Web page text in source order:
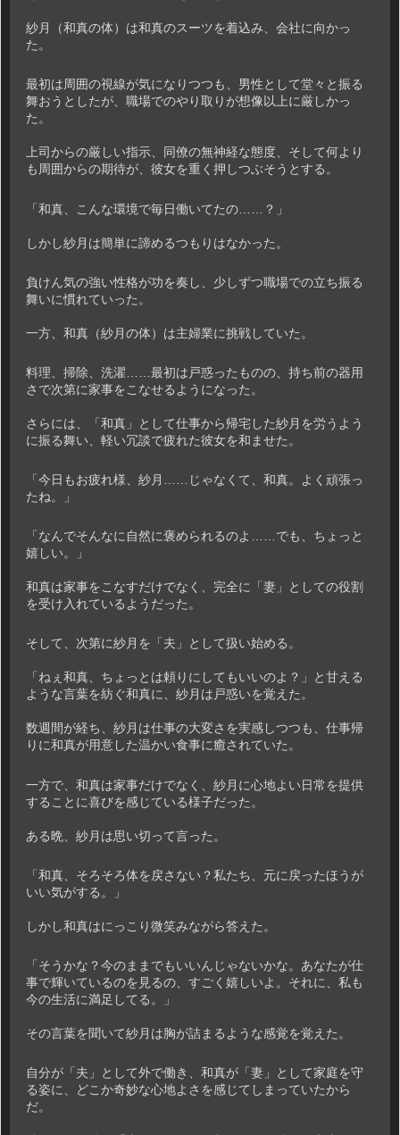
紗月（和真の体）は和真のスーツを着込み、会社に向かっ
た。
最初は周囲の視線が気になりつつも、男性として堂々と振る
舞おうとしたが、職場でのやり取りが想像以上に厳しかっ
た。
上司からの厳しい指示、同僚の無神経な態度、そして何より
も周囲からの期待が、彼女を重く押しつぶそうとする。
「和真、こんな環境で毎日働いてたの……？」
しかし紗月は簡単に諦めるつもりはなかった。
負けん気の強い性格が功を奏し、少しずつ職場での立ち振る
舞いに慣れていった。
一方、和真（紗月の体）は主婦業に挑戦していた。
料理、掃除、洗濯……最初は戸惑ったものの、持ち前の器用
さで次第に家事をこなせるようになった。
さらには、「和真」として仕事から帰宅した紗月を労うよう
に振る舞い、軽い冗談で疲れた彼女を和ませた。
「今日もお疲れ様、紗月……じゃなくて、和真。よく頑張っ
たね。」
「なんでそんなに自然に褒められるのよ……でも、ちょっと
嬉しい。」
和真は家事をこなすだけでなく、完全に「妻」としての役割
を受け入れているようだった。
そして、次第に紗月を「夫」として扱い始める。
「ねぇ和真、ちょっとは頼りにしてもいいのよ？」と甘える
ような言葉を紡ぐ和真に、紗月は戸惑いを覚えた。
数週間が経ち、紗月は仕事の大変さを実感しつつも、仕事帰
りに和真が用意した温かい食事に癒されていた。
一方で、和真は家事だけでなく、紗月に心地よい日常を提供
することに喜びを感じている様子だった。
ある晩、紗月は思い切って言った。
「和真、そろそろ体を戻さない？私たち、元に戻ったほうが
いい気がする。」
しかし和真はにっこり微笑みながら答えた。
「そうかな？今のままでもいいんじゃないかな。あなたが仕
事で輝いているのを見るの、すごく嬉しいよ。それに、私も
今の生活に満足してる。」
その言葉を聞いて紗月は胸が詰まるような感覚を覚えた。
自分が「夫」として外で働き、和真が「妻」として家庭を守
る姿に、どこか奇妙な心地よさを感じてしまっていたから
だ。